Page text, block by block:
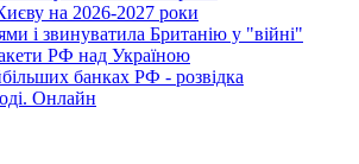
на 2026-2027 роки
і звинуватила Британію у "війні"
РФ над Україною
банках РФ - розвідка
Онлайн